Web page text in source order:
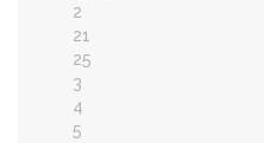
2
21
25
3
4
5